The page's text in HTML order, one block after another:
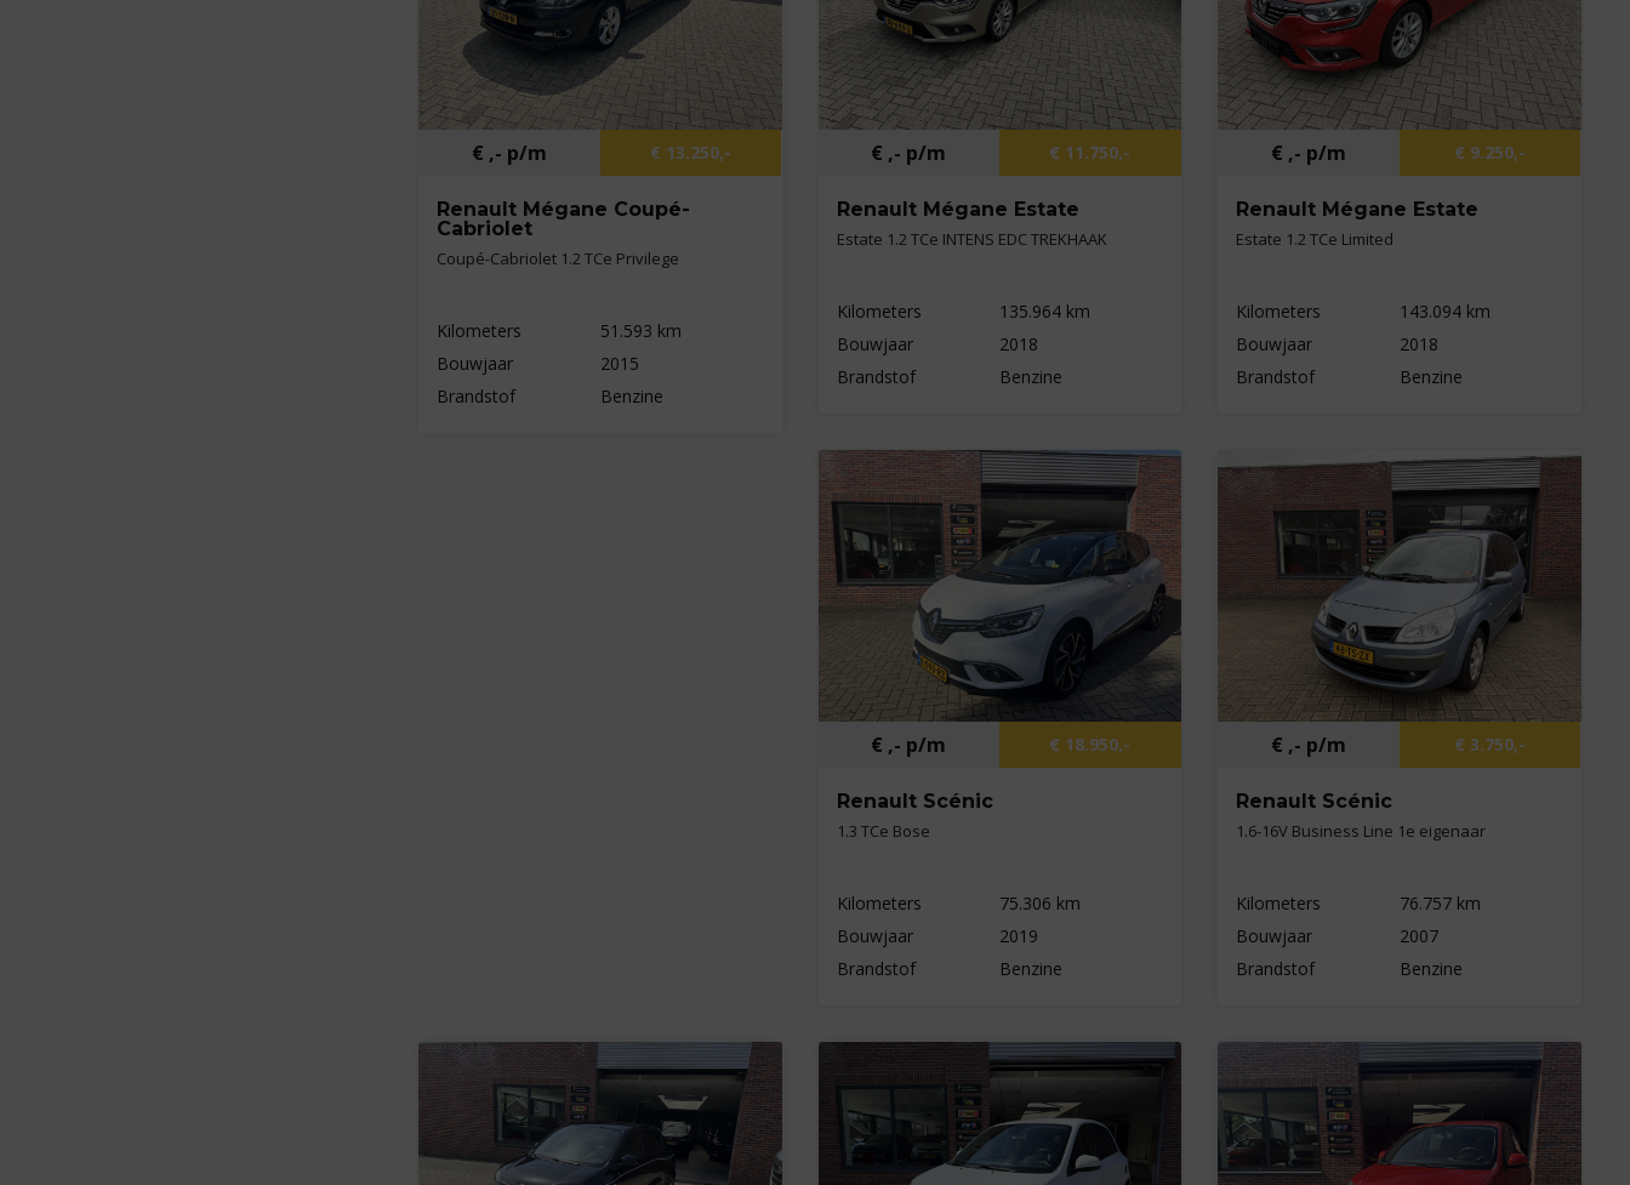
€ 13.250,-
€ ,- p/m
Renault Mégane Coupé-
Cabriolet
Coupé-Cabriolet 1.2 TCe Privilege
Kilometers
51.593 km
Bouwjaar
2015
Brandstof
Benzine
€ 11.750,-
€ ,- p/m
Renault Mégane Estate
Estate 1.2 TCe INTENS EDC TREKHAAK
Kilometers
135.964 km
Bouwjaar
2018
Brandstof
Benzine
€ 9.250,-
€ ,- p/m
Renault Mégane Estate
Estate 1.2 TCe Limited
Kilometers
143.094 km
Bouwjaar
2018
Brandstof
Benzine
€ 18.950,-
€ ,- p/m
Renault Scénic
1.3 TCe Bose
Kilometers
75.306 km
Bouwjaar
2019
Brandstof
Benzine
€ 3.750,-
€ ,- p/m
Renault Scénic
1.6-16V Business Line 1e eigenaar
Kilometers
76.757 km
Bouwjaar
2007
Brandstof
Benzine